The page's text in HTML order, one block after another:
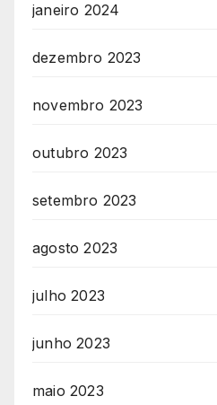
janeiro 2024
dezembro 2023
novembro 2023
outubro 2023
setembro 2023
agosto 2023
julho 2023
junho 2023
maio 2023